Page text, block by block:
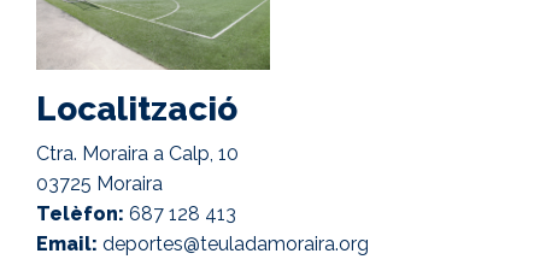
Localització
Ctra. Moraira a Calp, 10
03725 Moraira
Telèfon: 687 128 413
Email: deportes@teuladamoraira.org